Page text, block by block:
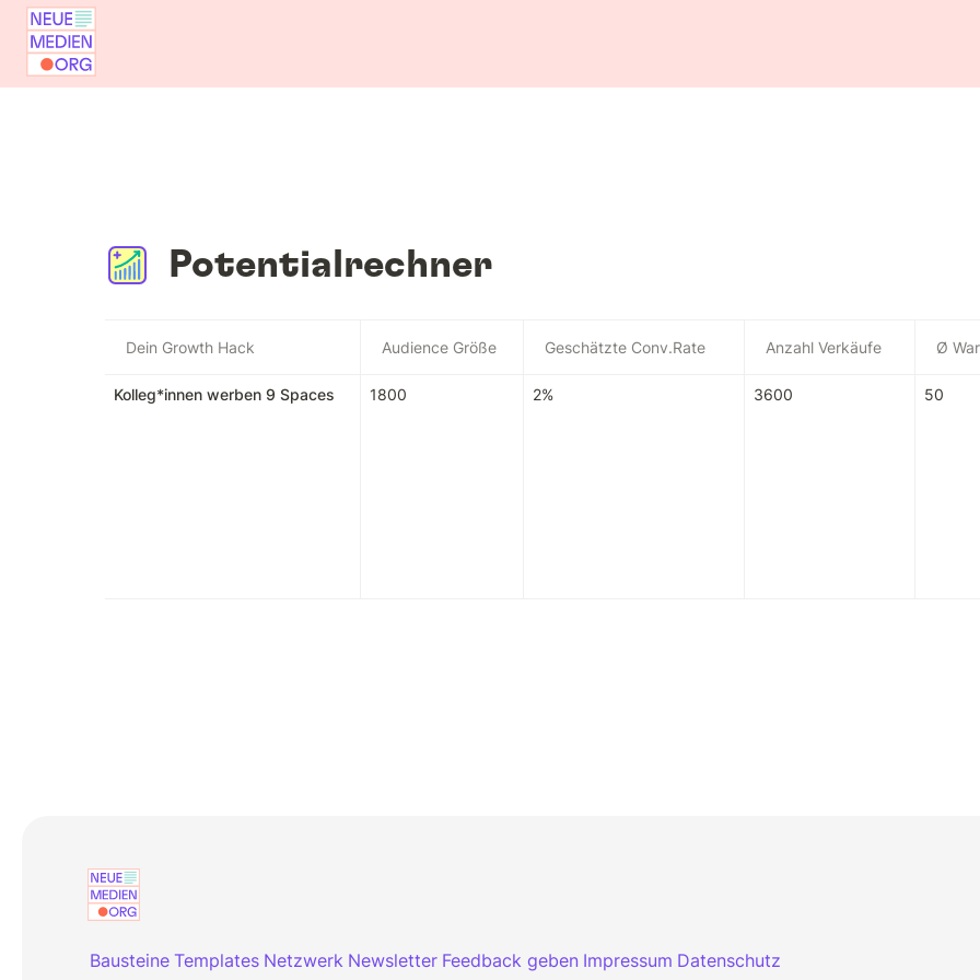
Potentialrechner
Dein Growth Hack Audience Größe Geschätzte Conv.Rate Anzahl Verkäufe Ø
Kolleg*innen werben 9 Spaces 1800 2% 3600 50
Bausteine Templates Netzwerk Newsletter Feedback geben Impressum Datenschutz